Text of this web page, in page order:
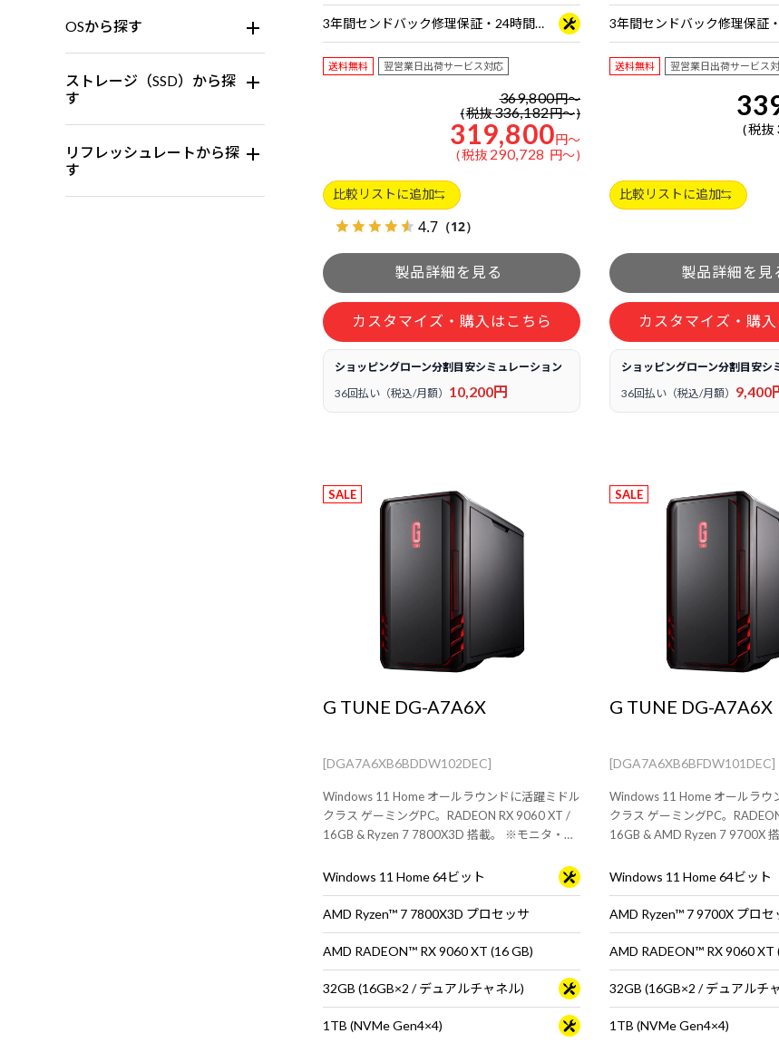
OSから探す
ストレージ（SSD）から探
す
リフレッシュレートから探
す
3年間センドバック修理保証・24時間×365日電話サポート
送料無料 翌営業日出荷サービス対応
369,800円～
税抜336,182円～
319,800円～
税抜 290,728 円～
比較リストに追加
4.7 （12）
カスタマイズ・購入はこちら
ショッピングローン分割目安シミュレーション
36回払い（税込/月額） 10,200円
送料無料 翌営業日出荷サービス
税抜
比較リストに追加
カスタマイズ・購
ショッピングローン分割目安シ
36回払い（税込/月額） 9,400
SALE
G TUNE DG-A7A6X
[DGA7A6XB6BDDW102DEC]
Windows 11 Home オールラウンドに活躍ミドル
クラス ゲーミングPC。RADEON RX 9060 XT /
16GB & Ryzen 7 7800X3D 搭載。 ※モニタ・マ
Windows 11 Home 64ビット
AMD Ryzen™ 7 7800X3D プロセッサ
AMD RADEON™ RX 9060 XT (16 GB)
32GB (16GB×2 / デュアルチャネル)
1TB (NVMe Gen4×4)
SALE
G TUNE DG-A7A6X
[DGA7A6XB6BFDW101DEC]
Windows 11 Home オールラウ
クラス ゲーミングPC。
16GB & AMD Ryzen 7 9700X
Windows 11 Home 64ビット
AMD Ryzen™ 7 9700X プロセ
AMD RADEON™ RX 9060 XT
32GB (16GB×2 / デュアルチ
1TB (NVMe Gen4×4)